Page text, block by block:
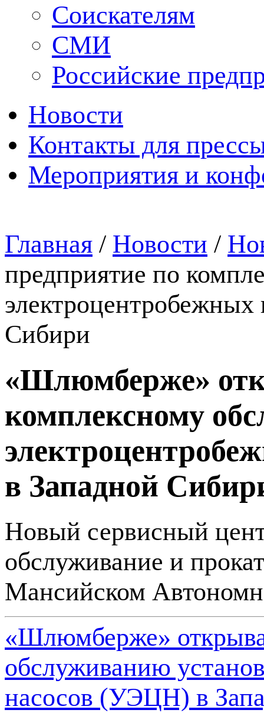
Соискателям
СМИ
Российские
Новости
Контакты для
Мероприятия и
Главная / Новости /
предприятие по
Сибири
«Шлюмберже»
комплексному
в Западной
Новый сервисный
обслуживание и
Мансийском
«Шлюмберже»
обслуживанию
насосов (УЭЦН) в